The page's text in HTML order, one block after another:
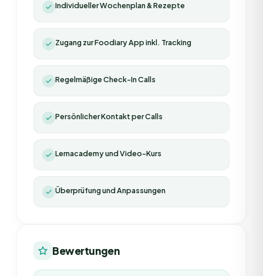
Individueller Wochenplan & Rezepte
Zugang zur Foodiary App inkl. Tracking
Regelmäßige Check-In Calls
Persönlicher Kontakt per Calls
Lernacademy und Video-Kurs
Überprüfung und Anpassungen
Bewertungen